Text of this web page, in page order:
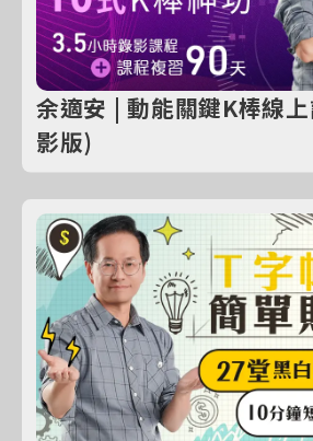
余適安 | 動能關鍵K棒線
影版)